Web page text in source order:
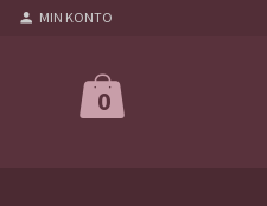
MIN KONTO
0